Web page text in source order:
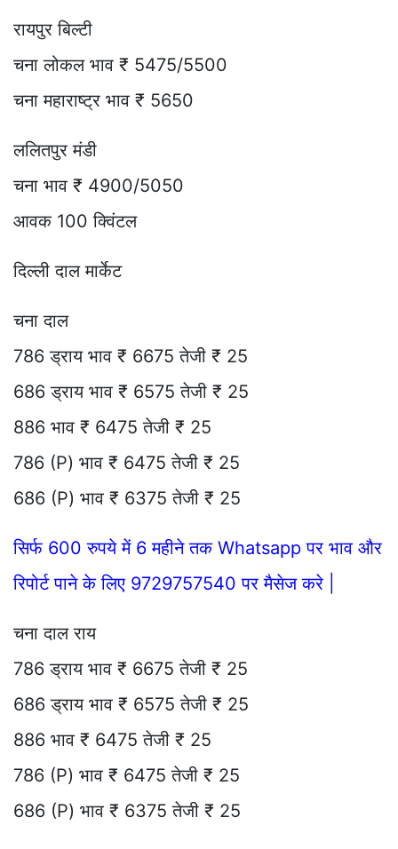
रायपुर बिल्टी
चना लोकल भाव ₹ 5475/5500
चना महाराष्ट्र भाव ₹ 5650
ललितपुर मंडी
चना भाव ₹ 4900/5050
आवक 100 क्विंटल
दिल्ली दाल मार्केट
चना दाल
786 ड्राय भाव ₹ 6675 तेजी ₹ 25
686 ड्राय भाव ₹ 6575 तेजी ₹ 25
886 भाव ₹ 6475 तेजी ₹ 25
786 (P) भाव ₹ 6475 तेजी ₹ 25
686 (P) भाव ₹ 6375 तेजी ₹ 25
सिर्फ 600 रुपये में 6 महीने तक Whatsapp पर भाव और
रिपोर्ट पाने के लिए 9729757540 पर मैसेज करे |
चना दाल राय
786 ड्राय भाव ₹ 6675 तेजी ₹ 25
686 ड्राय भाव ₹ 6575 तेजी ₹ 25
886 भाव ₹ 6475 तेजी ₹ 25
786 (P) भाव ₹ 6475 तेजी ₹ 25
686 (P) भाव ₹ 6375 तेजी ₹ 25